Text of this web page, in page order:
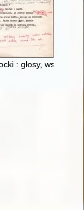
- ofiary zbrodni
: głosy,